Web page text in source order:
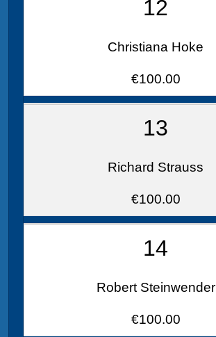
12
Christiana Hoke
€100.00
13
Richard Strauss
€100.00
14
Robert Steinwender
€100.00